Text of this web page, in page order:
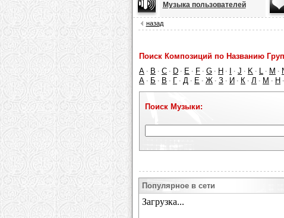
Музыка пользователей
назад
Поиск Композиций по Названию
A · B · C · D · E · F · G · H · · J · K · L · M ·
А · Б · В · Г · Д · Е · Ж · З · И · К · Л · М · Н ·
Поиск Музыки:
Популярное в сети